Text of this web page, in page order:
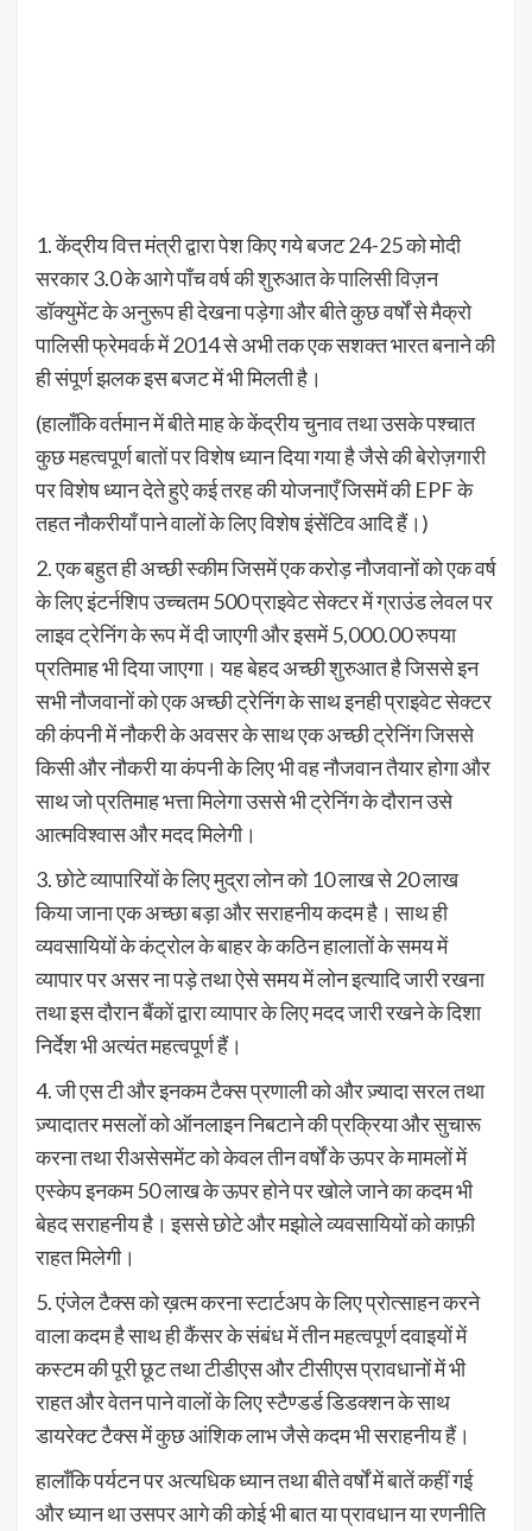
1. केंद्रीय वित्त मंत्री द्वारा पेश किए गये बजट 24-25 को मोदी
सरकार 3.0 के आगे पाँच वर्ष की शुरुआत के पालिसी विज़न
डॉक्युमेंट के अनुरूप ही देखना पड़ेगा और बीते कुछ वर्षों से मैक्रो
पालिसी फ्रेमवर्क में 2014 से अभी तक एक सशक्त भारत बनाने की
ही संपूर्ण झलक इस बजट में भी मिलती है।
(हालाँकि वर्तमान में बीते माह के केंद्रीय चुनाव तथा उसके पश्चात
कुछ महत्वपूर्ण बातों पर विशेष ध्यान दिया गया है जैसे की बेरोज़गारी
पर विशेष ध्यान देते हुऐ कई तरह की योजनाएँ जिसमें की EPF के
तहत नौकरीयाँ पाने वालों के लिए विशेष इंसेंटिव आदि हैं।)
2. एक बहुत ही अच्छी स्कीम जिसमें एक करोड़ नौजवानों को एक वर्ष
के लिए इंटर्नशिप उच्चतम 500 प्राइवेट सेक्टर में ग्राउंड लेवल पर
लाइव ट्रेनिंग के रूप में दी जाएगी और इसमें 5,000.00 रुपया
प्रतिमाह भी दिया जाएगा। यह बेहद अच्छी शुरुआत है जिससे इन
सभी नौजवानों को एक अच्छी ट्रेनिंग के साथ इनही प्राइवेट सेक्टर
की कंपनी में नौकरी के अवसर के साथ एक अच्छी ट्रेनिंग जिससे
किसी और नौकरी या कंपनी के लिए भी वह नौजवान तैयार होगा और
साथ जो प्रतिमाह भत्ता मिलेगा उससे भी ट्रेनिंग के दौरान उसे
आत्मविश्वास और मदद मिलेगी।
3. छोटे व्यापारियों के लिए मुद्रा लोन को 10 लाख से 20 लाख
किया जाना एक अच्छा बड़ा और सराहनीय कदम है। साथ ही
व्यवसायियों के कंट्रोल के बाहर के कठिन हालातों के समय में
व्यापार पर असर ना पड़े तथा ऐसे समय में लोन इत्यादि जारी रखना
तथा इस दौरान बैंकों द्वारा व्यापार के लिए मदद जारी रखने के दिशा
निर्देश भी अत्यंत महत्वपूर्ण हैं।
4. जी एस टी और इनकम टैक्स प्रणाली को और ज़्यादा सरल तथा
ज़्यादातर मसलों को ऑनलाइन निबटाने की प्रक्रिया और सुचारू
करना तथा रीअसेसमेंट को केवल तीन वर्षों के ऊपर के मामलों में
एस्केप इनकम 50 लाख के ऊपर होने पर खोले जाने का कदम भी
बेहद सराहनीय है। इससे छोटे और मझोले व्यवसायियों को काफ़ी
राहत मिलेगी।
5. एंजेल टैक्स को ख़त्म करना स्टार्टअप के लिए प्रोत्साहन करने
वाला कदम है साथ ही कैंसर के संबंध में तीन महत्वपूर्ण दवाइयों में
कस्टम की पूरी छूट तथा टीडीएस और टीसीएस प्रावधानों में भी
राहत और वेतन पाने वालों के लिए स्टैण्डर्ड डिडक्शन के साथ
डायरेक्ट टैक्स में कुछ आंशिक लाभ जैसे कदम भी सराहनीय हैं।
हालाँकि पर्यटन पर अत्यधिक ध्यान तथा बीते वर्षों में बातें कहीं गई
और ध्यान था उसपर आगे की कोई भी बात या प्रावधान या रणनीति